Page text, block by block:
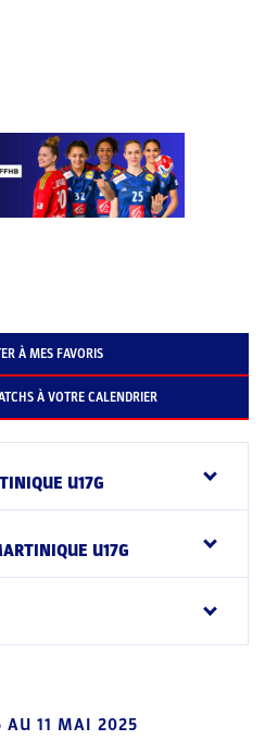
À MES FAVORIS
À VOTRE CALENDRIER
U17G
U17G
AU 11 MAI 2025